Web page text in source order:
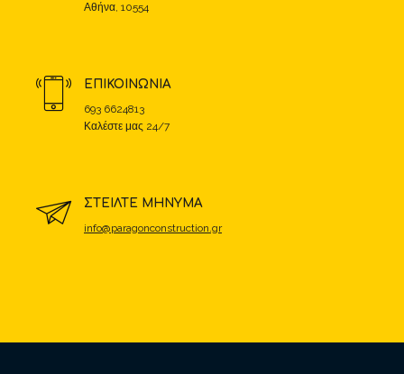
Αθήνα, 10554
ΕΠΙΚΟΙΝΩΝΙΑ
693 6624813
Καλέστε μας 24/7
ΣΤΕΙΛΤΕ ΜΗΝΥΜΑ
info@paragonconstruction.gr